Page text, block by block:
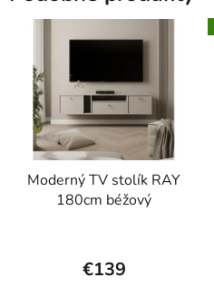
Moderný TV stolík RAY
180cm béžový
hodnotenie
€139